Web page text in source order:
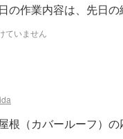
の作業内容は、先日の
ていません
根（カバールーフ）の